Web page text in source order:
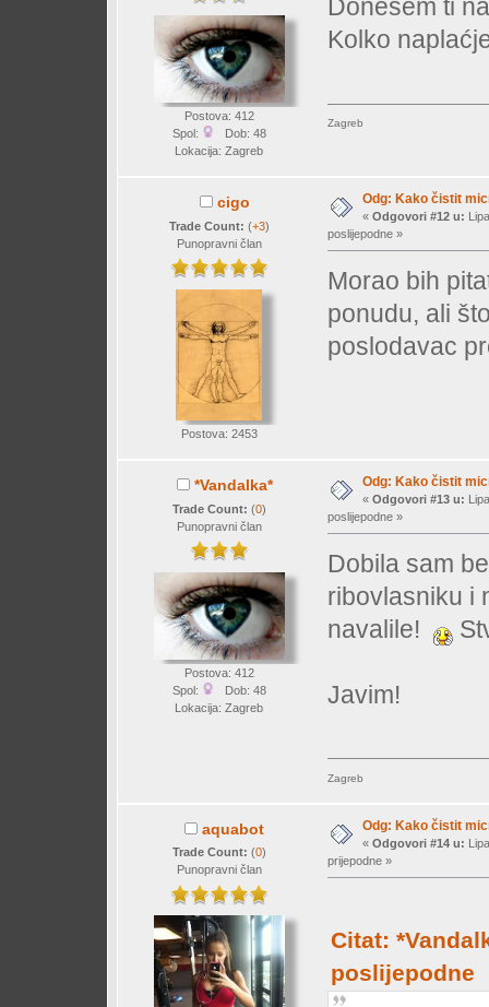
Postova: 412
Spol:
Dob: 48
Lokacija: Zagreb
Donesem ti
Kolko
Zagreb
cigo
Trade Count: (+3)
Punopravni član
Postova: 2453
Odg: Kako čistit
« Odgovori #12 u:
poslijepodne »
Morao bih
ponudu, ali
poslodavac
*Vandalka*
Trade Count: (0)
Punopravni član
Postova: 412
Spol:
Dob: 48
Lokacija: Zagreb
Odg: Kako čistit
« Odgovori #13 u:
poslijepodne »
Dobila sam
ribovlasniku i
navalile!
Javim!
Zagreb
aquabot
Trade Count: (0)
Punopravni član
Odg: Kako čistit
« Odgovori #14 u:
prijepodne »
Citat:
poslijepodne